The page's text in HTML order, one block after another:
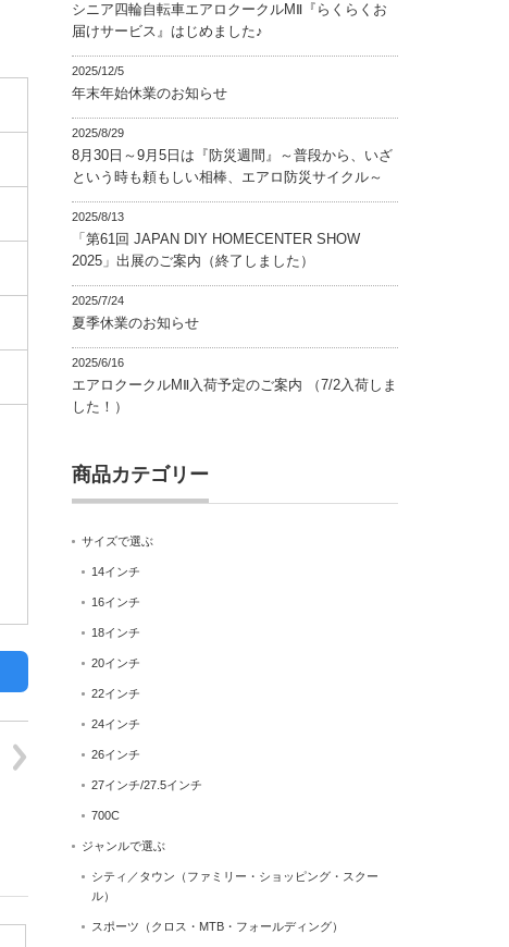
シニア四輪自転車エアロクークルMⅡ『らくらくお
届けサービス』はじめました♪
2025/12/5
年末年始休業のお知らせ
2025/8/29
8月30日～9月5日は『防災週間』～普段から、いざ
という時も頼もしい相棒、エアロ防災サイクル～
2025/8/13
「第61回 JAPAN DIY HOMECENTER SHOW
2025」出展のご案内（終了しました）
2025/7/24
夏季休業のお知らせ
2025/6/16
エアロクークルMⅡ入荷予定のご案内 （7/2入荷しま
した！）
商品カテゴリー
サイズで選ぶ
14インチ
16インチ
18インチ
20インチ
22インチ
24インチ
26インチ
27インチ/27.5インチ
700C
ジャンルで選ぶ
シティ／タウン（ファミリー・ショッピング・スクー
ル）
スポーツ（クロス・MTB・フォールディング）